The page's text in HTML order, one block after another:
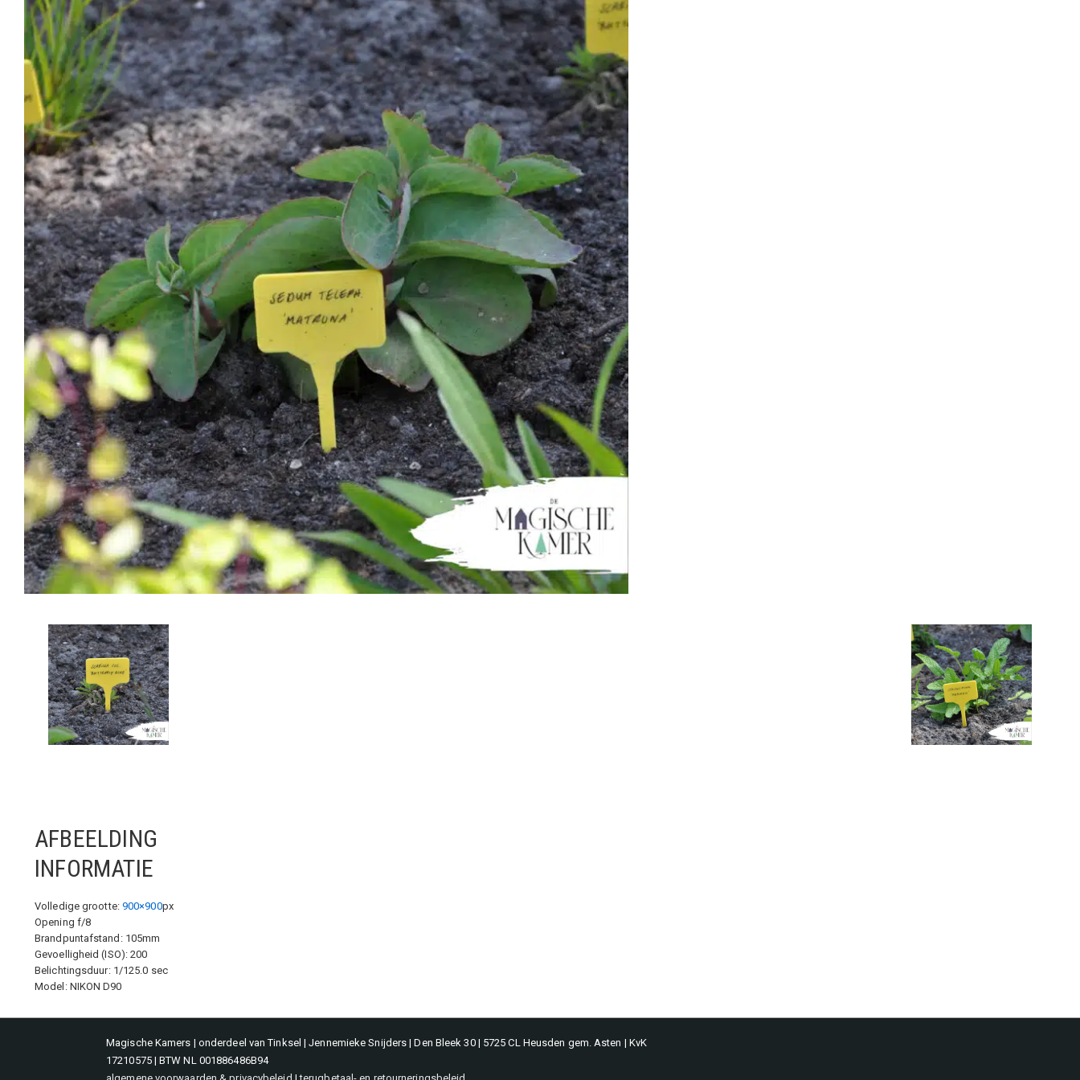
AFBEELDING
INFORMATIE
Volledige grootte: 900×900px
Opening f/8
Brandpuntafstand: 105mm
Gevoelligheid (ISO): 200
Belichtingsduur: 1/125.0 sec
Model: NIKON D90
Magische Kamers | onderdeel van Tinksel | Jennemieke Snijders | Den Bleek 30 | 5725 CL Heusden gem. Asten | KvK
17210575 | BTW NL 001886486B94